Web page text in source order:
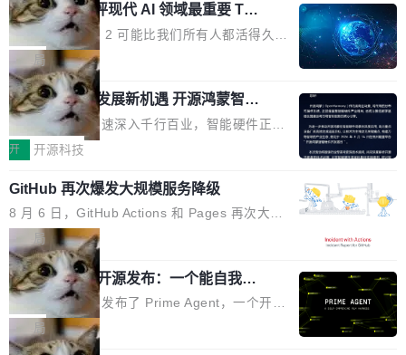
n 这条推文引发了广泛讨论。他不是在说风凉
话，他是说出了一个圈内人尽皆知但很少公开捅
破的事实。 Jordan 随后补充了一句软化声明：
「我不认为这些会议上大部分论文都在过度宣传
或造假。问题是，作为读者，如果你筛选出那些
看起来最令人兴奋的论文，那它们大部分都是过
度宣传的。」 这才是真正的痛点。不是所有论文
都有问题，是最吸引眼球的那批论文最有问题。
他引用的帖子来自 Mathew Shen，一位 ICLR 2
026 的读者：「看了篇 ...
xAI 前工程师评现代 AI 领域最重要 Top
3 开源项目
Flash Attention 2 可能比我们所有人都活得久。
这句话不是来自某个技术博客，而是出自 Hieu
Pham 的一条推文。Hieu Pham 是谁？他是 xAI
的早期工程师之一，在 Grok 训练基础设施团队
工作过。近日他在 X 上发了一条帖子，列出了他
认为现代 AI 领域最重要的三个开源项目。 第一
个名字毫无悬念：Flash Attention 2。 Hieu 的
理由很具体。FA 系列不需要解释，但 FA2 是他
认为最重要的一个——复杂度恰到好处，刚好能
驱动你去学 CuTe，但还没被那些"邪恶的" Hopp
er++ 优化所淹没，足够容易修改和适配。 更关
键的是 FA2 的持久性...
局
共商智能硬件发展新机遇 开源鸿蒙智能
硬件开发者日杭州站即将举行
随着万物智联加速深入千行百业，智能硬件正从
单点设备迈向智能化、网联化、协同化发展。作
鸿蒙通过统一技术底座和分布式能力，为不同类
型智能设备的开发、连接与互联提供关键支撑，
也为产业链企业探索产品创新与商业增长打开新
的空间。 8月14日，开源鸿蒙智能硬件开发者日
（OHDD：OpenHarmony Hardware Develope
r Day）将在杭州启航。活动面向智能硬件产业
链企业和开发者，邀请行业专家与资深技术顾
问，围绕开源鸿蒙技术能力、设备适配、芯片适
开 开源科技
GitHub 再次爆发大规模服务降级
8 月 6 日，GitHub Actions 和 Pages 再次大规
模服务降级，Actions 完全不可用超过 5 小时，
webhook 停发，连自托管 runner 也因调度层故
障无法工作。Pages、Copilot code review、C
opilot coding agent 全部受影响。从检测到完全
恢复，大约 12 小时。 这是 2026 年 8 月的第六
起事故，其中四起与 AI/Copilot 服务相关。 Git
局
Prime Agent 开源发布：一个能自我改
进的编程 Agent，ARC-AGI 3 超越人类
专家基线
Prime Intellect 发布了 Prime Agent，一个开源
的编程 Agent Harness，核心设计围绕两个抽
象：Recursive Language Model（RLM）和 C
局